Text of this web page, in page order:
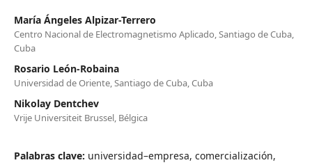
María Ángeles Alpizar-Terrero
Centro Nacional de Electromagnetismo Aplicado, Santiago de Cuba,
Cuba
Rosario León-Robaina
Universidad de Oriente, Santiago de Cuba, Cuba
Nikolay Dentchev
Vrije Universiteit Brussel, Bélgica
Palabras clave: universidad–empresa, comercialización,